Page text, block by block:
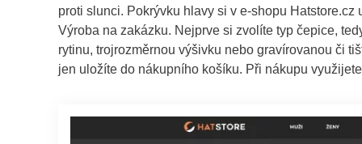
proti slunci. Pokrývku hlavy si v e-shopu
Výroba na zakázku. Nejprve si zvolíte typ čepice,
rytinu, trojrozměrnou výšivku nebo gravírovanou či
jen uložíte do nákupního košíku. Při nákupu